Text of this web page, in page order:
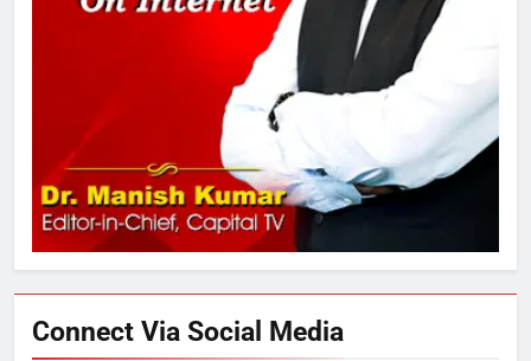
अमर शहीद ठाकुर रोशन सिंह के नाम पर
स्वरूप रानी नेहरू चिकित्सालय का
नामकरण करने की मांग को लेकर
अनिश्चितकालीन धरना शुरू
3
289 एकड़ भूमि पर विकसित होगा कार्बन-
फ्री डेटा सेंटर, हजारों उच्च-कुशल
रोजगार सृजन की संभावना
Connect Via Social Media